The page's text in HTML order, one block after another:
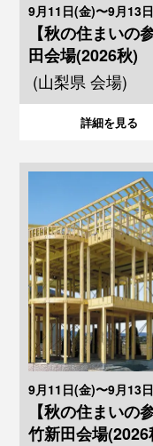
9月11日(金)〜9月13
【秋の住まいの
田会場(2026秋)
(山梨県 会場)
詳細を見る
9月11日(金)〜9月13
【秋の住まいの
竹新田会場(2026